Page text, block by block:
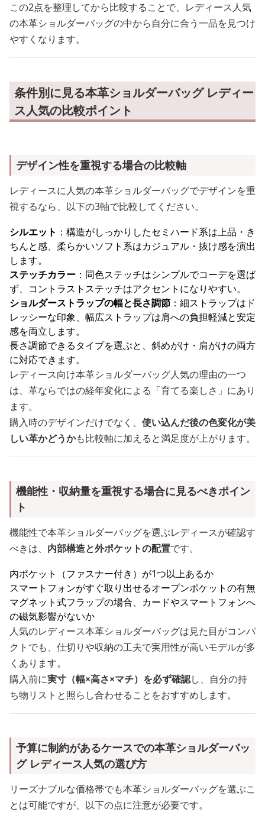
この2点を整理してから比較することで、レディース人気
の本革ショルダーバッグの中から自分に合う一品を見つけ
やすくなります。
条件別に見る本革ショルダーバッグ レディー
ス人気の比較ポイント
デザイン性を重視する場合の比較軸
レディースに人気の本革ショルダーバッグでデザインを重
視するなら、以下の3軸で比較してください。
シルエット ：構造がしっかりしたセミハード系は上品・き
ちんと感、柔らかいソフト系はカジュアル・抜け感を演出
します。
ステッチカラー ：同色ステッチはシンプルでコーデを選ば
ず、コントラストステッチはアクセントになりやすい。
ショルダーストラップの幅と長さ調節 ：細ストラップはド
レッシーな印象、幅広ストラップは肩への負担軽減と安定
感を両立します。
長さ調節できるタイプを選ぶと、斜めがけ・肩がけの両方
に対応できます。
レディース向け本革ショルダーバッグ人気の理由の一つ
は、革ならではの経年変化による「育てる楽しさ」にあり
ます。
購入時のデザインだけでなく、 使い込んだ後の色変化が美
しい革かどうかも比較軸に加えると満足度が上がります。
機能性・収納量を重視する場合に見るべきポイン
ト
機能性で本革ショルダーバッグを選ぶレディースが確認す
べきは、 内部構造と外ポケットの配置です。
内ポケット（ファスナー付き）が1つ以上あるか
スマートフォンがすぐ取り出せるオープンポケットの有無
マグネット式フラップの場合、カードやスマートフォンへ
の磁気影響がないか
人気のレディース本革ショルダーバッグは見た目がコンパ
クトでも、仕切りや収納の工夫で実用性が高いモデルが多
くあります。
購入前に実寸（幅×高さ×マチ）を必ず確認し、自分の持
ち物リストと照らし合わせることをおすすめします。
予算に制約があるケースでの本革ショルダーバッ
グ レディース人気の選び方
リーズナブルな価格帯でも本革ショルダーバッグを選ぶこ
とは可能ですが、以下の点に注意が必要です。